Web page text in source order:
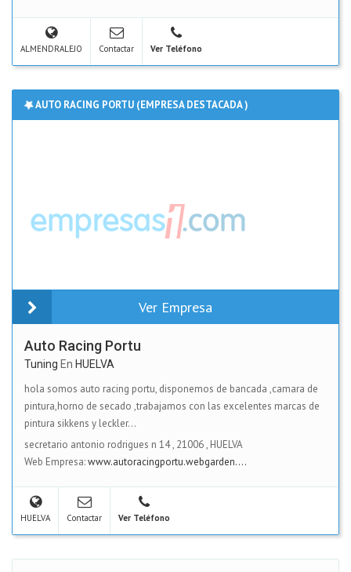
ALMENDRALEJO Contactar Ver Teléfono
AUTO RACING PORTU (EMPRESA DESTACADA )
Ver Empresa
Auto Racing Portu
Tuning En HUELVA
hola somos auto racing portu, disponemos de bancada ,camara de
pintura,horno de secado ,trabajamos con las excelentes marcas de
pintura sikkens y leckler...
secretario antonio rodrigues n 14, 21006, HUELVA
Web Empresa:www.autoracingportu.webgarden....
HUELVA Contactar Ver Teléfono